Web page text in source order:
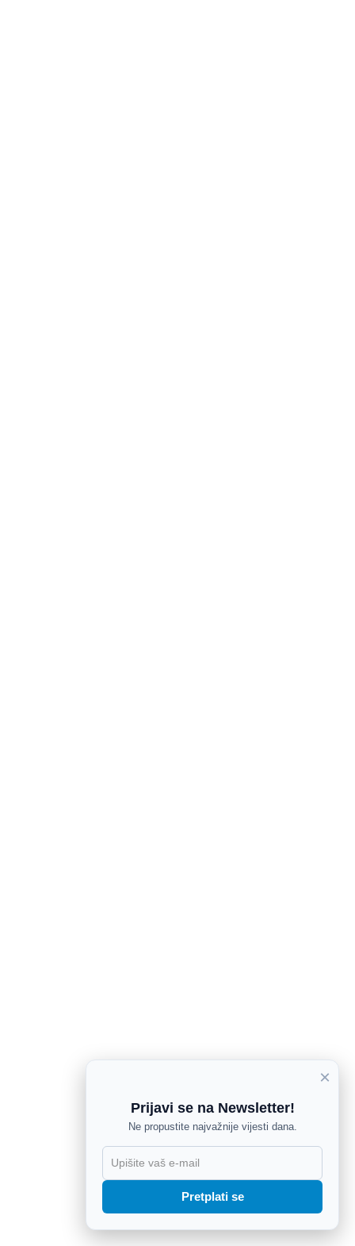
×
Prijavi se na Newsletter!
Ne propustite najvažnije vijesti dana.
Pretplati se